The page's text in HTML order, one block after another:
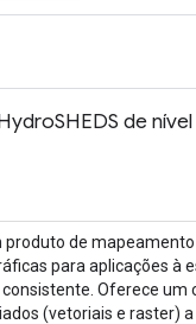
de nível
produto de
para aplicações à
Oferece um
(vetoriais e raster) a